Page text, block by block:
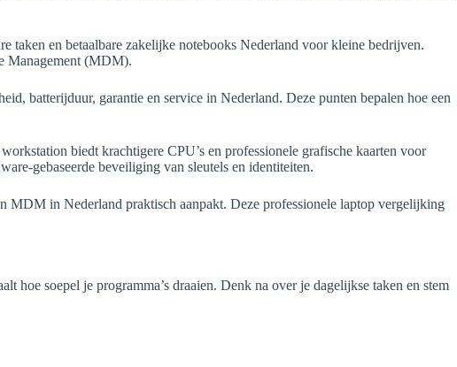
taken en betaalbare zakelijke notebooks Nederland voor kleine bedrijven.
Management (MDM).
batterijduur, garantie en service in Nederland. Deze punten bepalen hoe een
biedt krachtigere CPU’s en professionele grafische kaarten voor
gebaseerde beveiliging van sleutels en identiteiten.
MDM in Nederland praktisch aanpakt. Deze professionele laptop vergelijking
hoe soepel je programma’s draaien. Denk na over je dagelijkse taken en stem